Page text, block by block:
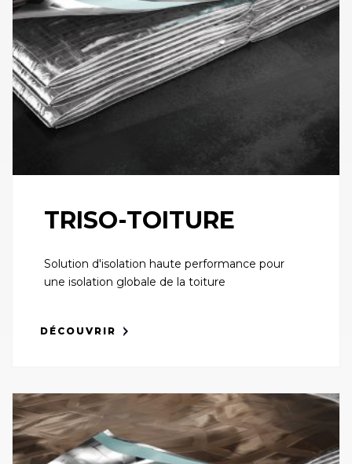
TRISO-TOITURE
Solution d'isolation haute performance pour
une isolation globale de la toiture
DÉCOUVRIR